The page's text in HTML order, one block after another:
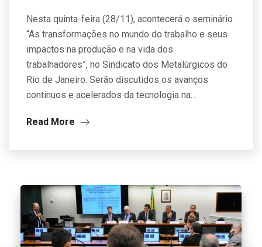
Nesta quinta-feira (28/11), acontecerá o seminário
“As transformações no mundo do trabalho e seus
impactos na produção e na vida dos
trabalhadores”, no Sindicato dos Metalúrgicos do
Rio de Janeiro. Serão discutidos os avanços
contínuos e acelerados da tecnologia na…
Read More